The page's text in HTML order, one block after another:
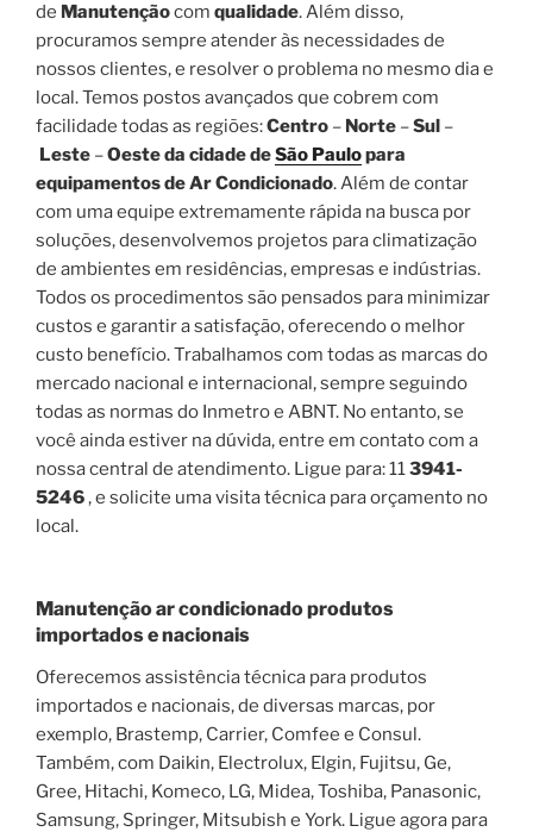
de Manutençãocom qualidade. Além disso,
procuramos sempre atender às necessidades de
nossos clientes, e resolver o problema no mesmo dia e
local. Temos postos avançados que cobrem com
facilidade todas as regiões:Centro – Norte –Sul –
Leste –Oeste da cidade deSão Paulopara
equipamentos de Ar Condicionado. Além de contar
com uma equipe extremamente rápida na busca por
soluções, desenvolvemos projetos para climatização
de ambientes em residências, empresas e indústrias.
Todos os procedimentos são pensados para minimizar
custos e garantir a satisfação, oferecendo o melhor
custo benefício. Trabalhamos com todas as marcas do
mercado nacional e internacional, sempre seguindo
todas as normas do Inmetro e ABNT. No entanto, se
você ainda estiver na dúvida, entre em contato com a
nossa central de atendimento. Ligue para: 113941-
5246, e solicite uma visita técnica para orçamento no
local.
Manutenção ar condicionado produtos
importados e nacionais
Oferecemos assistência técnica para produtos
importados e nacionais, de diversas marcas, por
exemplo, Brastemp, Carrier, Comfee e Consul.
Também, com Daikin, Electrolux, Elgin, Fujitsu, Ge,
Gree, Hitachi, Komeco, LG, Midea, Toshiba, Panasonic,
Samsung, Springer, Mitsubish e York. Ligue agora para